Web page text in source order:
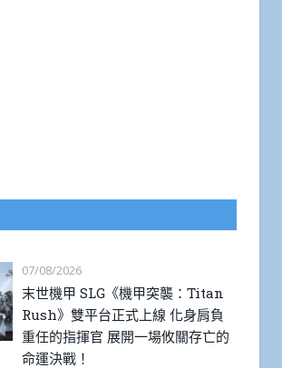
07/08/2026
末世機甲 SLG《機甲突襲：Titan
Rush》雙平台正式上線 化身肩負
重任的指揮官 展開一場攸關存亡的
命運決戰！